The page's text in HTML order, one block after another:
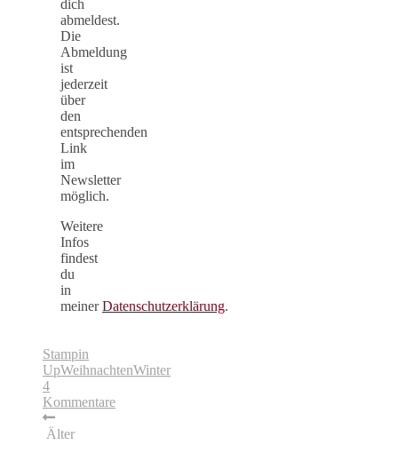
dich
abmeldest.
Die
Abmeldung
ist
jederzeit
über
den
entsprechenden
Link
im
Newsletter
möglich.
Weitere
Infos
findest
du
in
meinerDatenschutzerklärung.
Stampin
UpWeihnachtenWinter
4
Kommentare
Älter